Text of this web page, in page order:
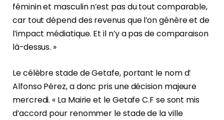
féminin et masculin n’est pas du tout comparable,
car tout dépend des revenus que l’on génère et de
l’impact médiatique. Et il n’y a pas de comparaison
là-dessus. »
Le célèbre stade de Getafe, portant le nom d’
Alfonso Pérez, a donc pris une décision majeure
mercredi. « La Mairie et le Getafe C.F se sont mis
d’accord pour renommer le stade de la ville